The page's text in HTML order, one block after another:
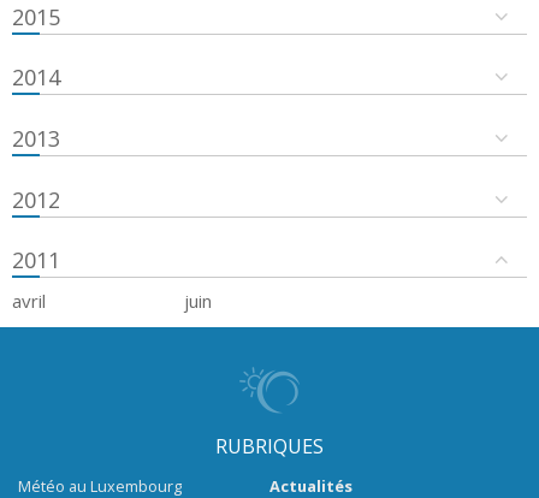
2015
2014
2013
2012
2011
avril juin
RUBRIQUES
Météo au Luxembourg
Actualités